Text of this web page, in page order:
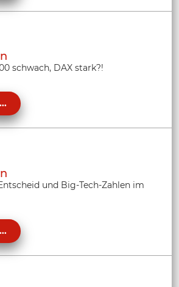
schwach, DAX stark?!
und Big-Tech-Zahlen im